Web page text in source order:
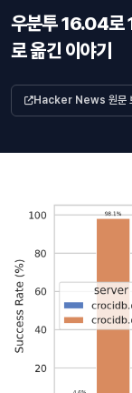
우분투 16.04로
로 옮긴 이야기
Hacker News 원문